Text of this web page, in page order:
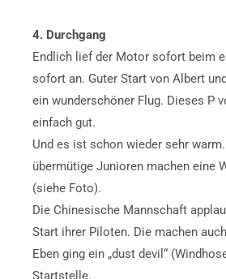
4. Durchgang
Endlich lief der Motor sofort beim
sofort an. Guter Start von Albert
ein wunderschöner Flug. Dieses P
einfach gut.
Und es ist schon wieder sehr
übermütige Junioren machen eine
(siehe Foto).
Die Chinesische Mannschaft
Start ihrer Piloten. Die machen
Eben ging ein „dust devil“
Startstelle.